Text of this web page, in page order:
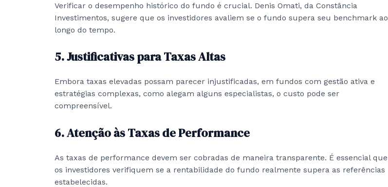
Verificar o desempenho histórico do fundo é crucial. Denis Omati, da Constância
Investimentos, sugere que os investidores avaliem se o fundo supera seu benchmark ao
longo do tempo.
5. Justificativas para Taxas Altas
Embora taxas elevadas possam parecer injustificadas, em fundos com gestão ativa e
estratégias complexas, como alegam alguns especialistas, o custo pode ser
compreensível.
6. Atenção às Taxas de Performance
As taxas de performance devem ser cobradas de maneira transparente. É essencial que
os investidores verifiquem se a rentabilidade do fundo realmente supera as referências
estabelecidas.